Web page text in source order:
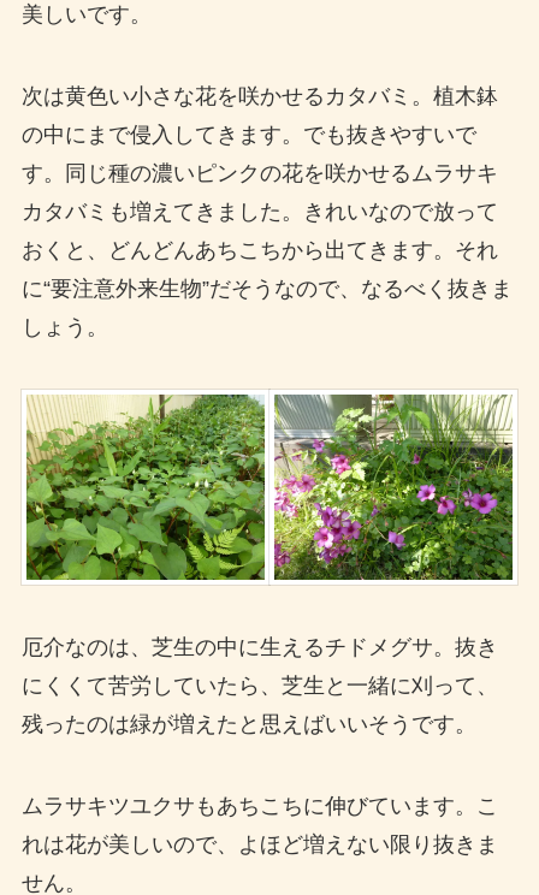
美しいです。
次は黄色い小さな花を咲かせるカタバミ。植木鉢
の中にまで侵入してきます。でも抜きやすいで
す。同じ種の濃いピンクの花を咲かせるムラサキ
カタバミも増えてきました。きれいなので放って
おくと、どんどんあちこちから出てきます。それ
に“要注意外来生物”だそうなので、なるべく抜きま
しょう。
厄介なのは、芝生の中に生えるチドメグサ。抜き
にくくて苦労していたら、芝生と一緒に刈って、
残ったのは緑が増えたと思えばいいそうです。
ムラサキツユクサもあちこちに伸びています。こ
れは花が美しいので、よほど増えない限り抜きま
せん。